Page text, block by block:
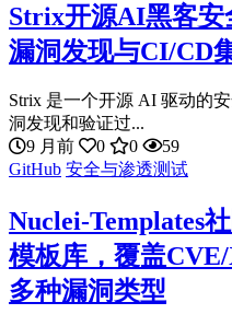
Strix开源AI黑客安
漏洞发现与CI/CD
Strix 是一个开源 AI 驱动的
洞发现和验证过...
9 月前
0 0
59
GitHub 安全与渗透测试
Nuclei-Templates
模板库，覆盖
多种漏洞类型